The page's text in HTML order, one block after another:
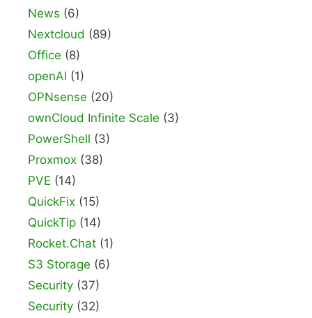
News (6)
Nextcloud (89)
Office (8)
openAI (1)
OPNsense (20)
ownCloud Infinite Scale (3)
PowerShell (3)
Proxmox (38)
PVE (14)
QuickFix (15)
QuickTip (14)
Rocket.Chat (1)
S3 Storage (6)
Security (37)
Security (32)